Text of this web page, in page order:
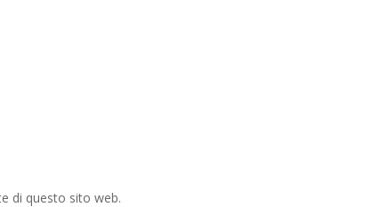
di questo sito web.